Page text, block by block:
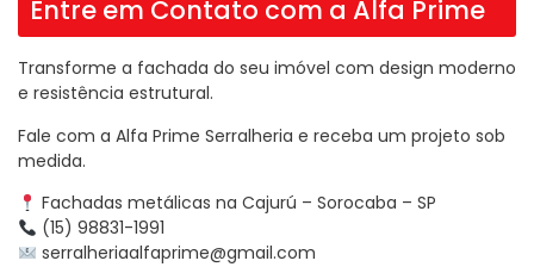
Entre em Contato com a Alfa Prime
Transforme a fachada do seu imóvel com design moderno
e resistência estrutural.
Fale com a Alfa Prime Serralheria e receba um projeto sob
medida.
Fachadas metálicas na Cajurú – Sorocaba – SP
(15) 98831-1991
serralheriaalfaprime@gmail.com